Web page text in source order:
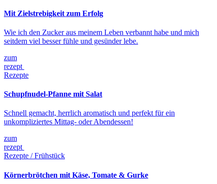
Mit Zielstrebigkeit zum Erfolg
Wie ich den Zucker aus meinem Leben verbannt habe und mich
seitdem viel besser fühle und gesünder lebe.
zum
rezept
Rezepte
Schupfnudel-Pfanne mit Salat
Schnell gemacht, herrlich aromatisch und perfekt für ein
unkompliziertes Mittag- oder Abendessen!
zum
rezept
Rezepte / Frühstück
Körnerbrötchen mit Käse, Tomate & Gurke